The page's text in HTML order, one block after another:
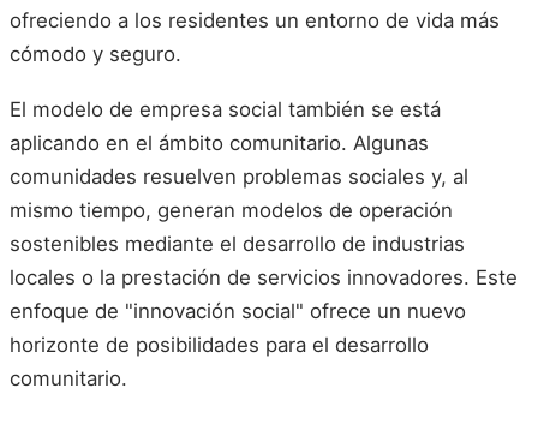
ofreciendo a los residentes un entorno de vida más
cómodo y seguro.
El modelo de empresa social también se está
aplicando en el ámbito comunitario. Algunas
comunidades resuelven problemas sociales y, al
mismo tiempo, generan modelos de operación
sostenibles mediante el desarrollo de industrias
locales o la prestación de servicios innovadores. Este
enfoque de "innovación social" ofrece un nuevo
horizonte de posibilidades para el desarrollo
comunitario.